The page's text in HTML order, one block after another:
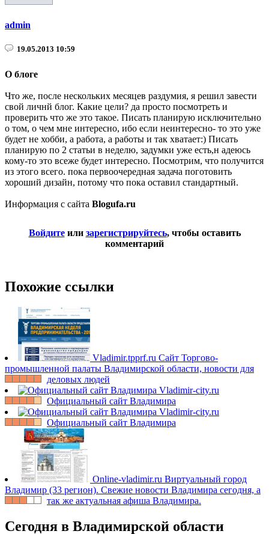
admin
19.05.2013 10:59
О блоге
Что же, после нескольких месяцев раздумия, я решил завести
свой личнй блог. Какие цели? да просто посмотреть и
проверить что же это такое. Писать планирую исключительно
о том, о чем мне интересно, ибо если неинтересно- то это уже
будет не хобби, а работа, а работы и так хватает:) Писать
планирую по 2 статьи в неделю, задумки уже есть,н адеюсь
кому-то это всеже будет интересно. Посмотрим, что получится
из этого всего. пока первоочередная задача поготовить
хороший дизайн, потому что пока оставил стандартный.
Информация с сайта Blogufa.ru
Войдитеили зарегистрируйтесь, чтобы оставить
комментарий
Похожие ссылки
Vladimir.tpprf.ru Сайт Торгово-
промышленной палаты Владимирской области, новости для
деловых людей
Vladimir-city.ru
Официальный сайт Владимира
Vladimir-city.ru
Официальный сайт Владимира
Online-vladimir.ru Виртуальный город
Владимир (33 регион). Свежие новости Владимира сегодня, а
так же актуальная афиша Владимира.
Сегодня в Владимирской области